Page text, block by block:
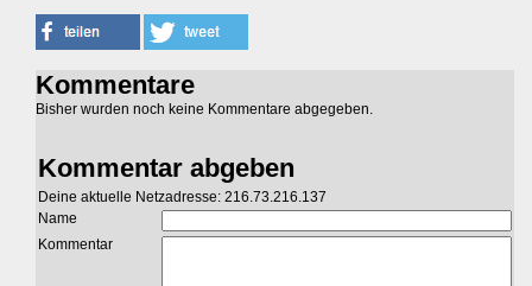
Kommentare
Bisher wurden noch keine Kommentare abgegeben.
Kommentar abgeben
Deine aktuelle Netzadresse: 216.73.216.137
Name
Kommentar